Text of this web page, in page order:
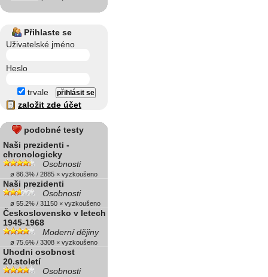
Přihlaste se
Uživatelské jméno
Heslo
trvale
založit zde účet
podobné testy
Naši prezidenti -
chronologicky
Osobnosti
ø 86.3% / 2885 × vyzkoušeno
Naši prezidenti
Osobnosti
ø 55.2% / 31150 × vyzkoušeno
Československo v letech
1945-1968
Moderní dějiny
ø 75.6% / 3308 × vyzkoušeno
Uhodni osobnost
20.století
Osobnosti